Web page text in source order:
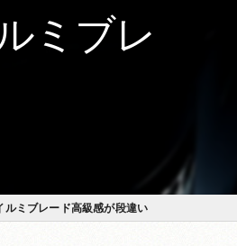
ミブレ
ルミブレード高級感が段違い